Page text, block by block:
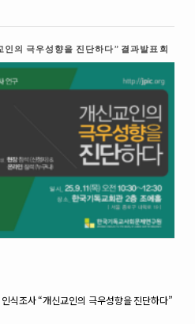
의 극우성향을 진단하다” 결과발표회
식조사 “개신교인의 극우성향을 진단하다”